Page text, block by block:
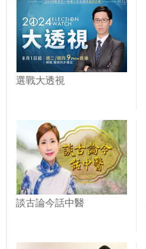
選戰大透視
談古論今話中醫